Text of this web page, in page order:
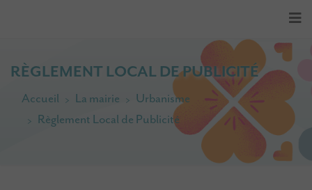
RÈGLEMENT LOCAL DE PUBLICITÉ
Accueil La mairie
Urbanisme
Règlement Local de Publicité